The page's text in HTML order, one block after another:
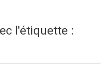
l'étiquette :